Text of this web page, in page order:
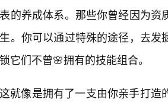
的养成体系。那些你曾经因为
。你可以通过特殊的途径，去
它们不曾🌸拥有的技能组合。
这就像是拥有了一支由你亲手打造